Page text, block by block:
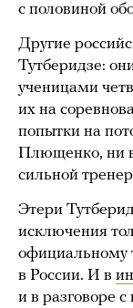
с половиной
Другие
Тутберидзе:
ученицами
их на
попытки на
Плющенко, ни
сильной
Этери
исключения
официальному
в России. И в
и в разговоре